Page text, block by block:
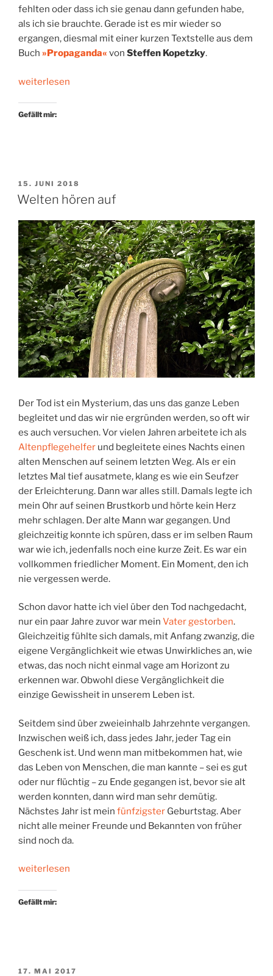
fehlten oder dass ich sie genau dann gefunden habe,
als ich sie brauchte. Gerade ist es mir wieder so
ergangen, diesmal mit einer kurzen Textstelle aus dem
Buch »Propaganda« von Steffen Kopetzky.
„Älterwerden.
Textbaustein*“
weiterlesen
Gefällt mir:
VERÖFFENTLICHT
AM
15. JUNI 2018
Welten hören auf
Der Tod ist ein Mysterium, das uns das ganze Leben
begleitet und das wir nie ergründen werden, so oft wir
es auch versuchen. Vor vielen Jahren arbeitete ich als
Altenpflegehelfer und begleitete eines Nachts einen
alten Menschen auf seinem letzten Weg. Als er ein
letztes Mal tief ausatmete, klang es wie ein Seufzer
der Erleichterung. Dann war alles still. Damals legte ich
mein Ohr auf seinen Brustkorb und hörte kein Herz
mehr schlagen. Der alte Mann war gegangen. Und
gleichzeitig konnte ich spüren, dass er im selben Raum
war wie ich, jedenfalls noch eine kurze Zeit. Es war ein
vollkommen friedlicher Moment. Ein Moment, den ich
nie vergessen werde.
Schon davor hatte ich viel über den Tod nachgedacht,
nur ein paar Jahre zuvor war mein Vater gestorben.
Gleichzeitig fühlte sich damals, mit Anfang zwanzig, die
eigene Vergänglichkeit wie etwas Unwirkliches an, wie
etwas, das noch nicht einmal vage am Horizont zu
erkennen war. Obwohl diese Vergänglichkeit die
einzige Gewissheit in unserem Leben ist.
Seitdem sind über zweieinhalb Jahrzehnte vergangen.
Inzwischen weiß ich, dass jedes Jahr, jeder Tag ein
Geschenk ist. Und wenn man mitbekommen hat, wie
das Leben von Menschen, die man kannte – sei es gut
oder nur flüchtig – zu Ende gegangen ist, bevor sie alt
werden konnten, dann wird man sehr demütig.
Nächstes Jahr ist mein fünfzigster Geburtstag. Aber
nicht alle meiner Freunde und Bekannten von früher
sind noch da.
„Welten
auf“
weiterlesen
Gefällt mir:
VERÖFFENTLICHT
17. MAI 2017